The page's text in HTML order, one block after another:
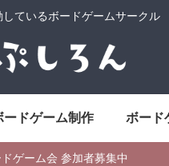
ているボードゲームサークル
ードゲーム制作 ボード
ゲーム会 参加者募集中